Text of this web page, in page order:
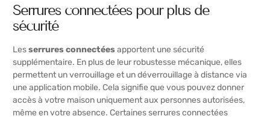
Serrures connectées pour plus de
sécurité
Lesserrures connectéesapportent une sécurité
supplémentaire. En plus de leur robustesse mécanique, elles
permettent un verrouillage et un déverrouillage à distance via
une application mobile. Cela signifie que vous pouvez donner
accès à votre maison uniquement aux personnes autorisées,
même en votre absence. Certaines serrures connectées